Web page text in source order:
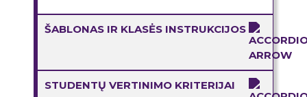
ŠABLONAS IR KLASĖS INSTRUKCIJOS
STUDENTŲ VERTINIMO KRITERIJAI